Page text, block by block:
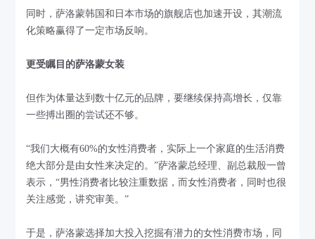
同时，萨洛蒙韩国和日本市场的旗舰店也加速开设，其潮流
化策略赢得了一定市场反响。
更受瞩目的萨洛蒙女装
但作为体量达到数十亿元的品牌，要继续保持高增长，仅靠
一些搏出圈的尝试还不够。
“我们大概有60%的女性消费者，实际上一个家庭的生活消费
绝大部分是由女性来决定的。”萨洛蒙总经理、副总裁殷一曾
表示，“男性消费者比较注重数据，而女性消费者，同时也很
关注感觉，讲究审美。”
于是，萨洛蒙选择加大投入挖掘有潜力的女性消费市场，同